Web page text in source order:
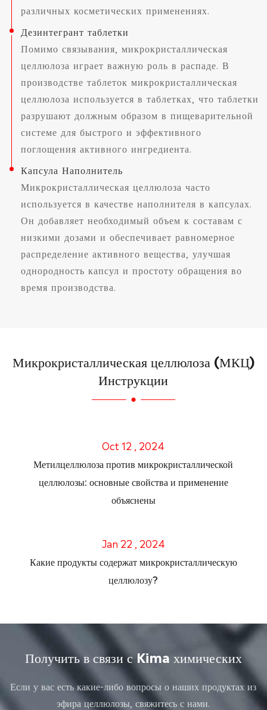
различных косметических применениях.
Дезинтегрант таблетки
Помимо связывания, микрокристаллическая
целлюлоза играет важную роль в распаде. В
производстве таблеток микрокристаллическая
целлюлоза используется в таблетках, что таблетки
разрушают должным образом в пищеварительной
системе для быстрого и эффективного
поглощения активного ингредиента.
Капсула Наполнитель
Микрокристаллическая целлюлоза часто
используется в качестве наполнителя в капсулах.
Он добавляет необходимый объем к составам с
низкими дозами и обеспечивает равномерное
распределение активного вещества, улучшая
однородность капсул и простоту обращения во
время производства.
Микрокристаллическая целлюлоза (МКЦ)
Инструкции
Oct 12 , 2024
Метилцеллюлоза против микрокристаллической
целлюлозы: основные свойства и применение
объяснены
Jan 22 , 2024
Какие продукты содержат микрокристаллическую
целлюлозу?
Получить в связи с Kima химических
Если у вас есть какие-либо вопросы о наших продуктах из
эфира целлюлозы, свяжитесь с нами.